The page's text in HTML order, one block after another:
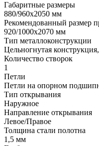
Габаритные размеры
880/960х2050 мм
Рекомендованный размер
920/1000х2070 мм
Тип металлоконструкции
Цельногнутая
Количество створок
1
Петли
Петли на опорном
Тип открывания
Наружное
Направление открывания
Левое/Правое
Толщина стали полотна
1,5 мм